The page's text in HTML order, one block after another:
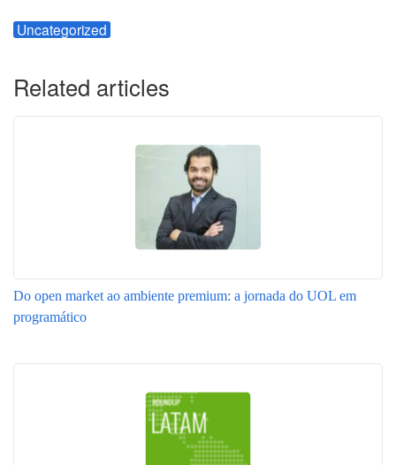
Uncategorized
Related articles
Do open market ao ambiente premium: a jornada do UOL em
programático